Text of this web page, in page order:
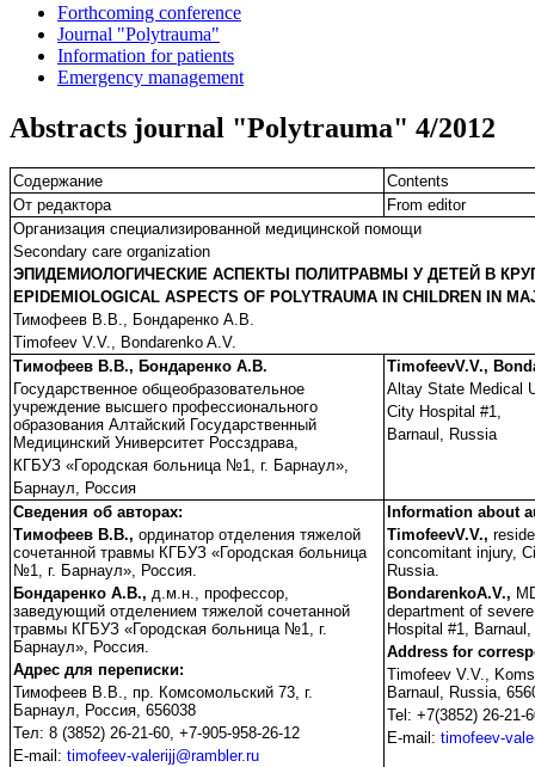
Forthcoming conference
Journal "Polytrauma"
Information for patients
Emergency management
Abstracts journal "Polytrauma" 4/2012
Содержание
Contents
От редактора
From editor
Организация специализированной медицинской помощи
Secondary care organization
ЭПИДЕМИОЛОГИЧЕСКИЕ АСПЕКТЫ ПОЛИТРАВМЫ У ДЕТЕЙ В
EPIDEMIOLOGICAL ASPECTS OF POLYTRAUMA IN CHILDREN IN
Тимофеев В.В., Бондаренко А.В.
Timofeev V.V., Bondarenko A.V.
Тимофеев В.В., Бондаренко А.В.
Государственное общеобразовательное
учреждение высшего профессионального
образования Алтайский Государственный
Медицинский Университет Россздрава,
КГБУЗ «Городская больница №1, г. Барнаул»,
Барнаул, Россия
TimofeevV.V.,
Altay State Medical
City Hospital #1,
Barnaul, Russia
Сведения об авторах:
Тимофеев В.В., ординатор отделения тяжелой
сочетанной травмы КГБУЗ «Городская больница
№1, г. Барнаул», Россия.
Бондаренко А.В., д.м.н., профессор,
заведующий отделением тяжелой сочетанной
травмы КГБУЗ «Городская больница №1, г.
Барнаул», Россия.
Адрес для переписки:
Тимофеев В.В., пр. Комсомольский 73, г.
Барнаул, Россия, 656038
Тел: 8 (3852) 26-21-60, +7-905-958-26-12
E-mail:timofeev-valerijj@rambler.ru
Information about
TimofeevV.V.,
concomitant injury,
Russia.
BondarenkoA.V.,
department of
Hospital #1,
Address for
Timofeev V.V.,
Barnaul, Russia,
Tel: +7(3852) 26-21-
E-mail: timofeev-